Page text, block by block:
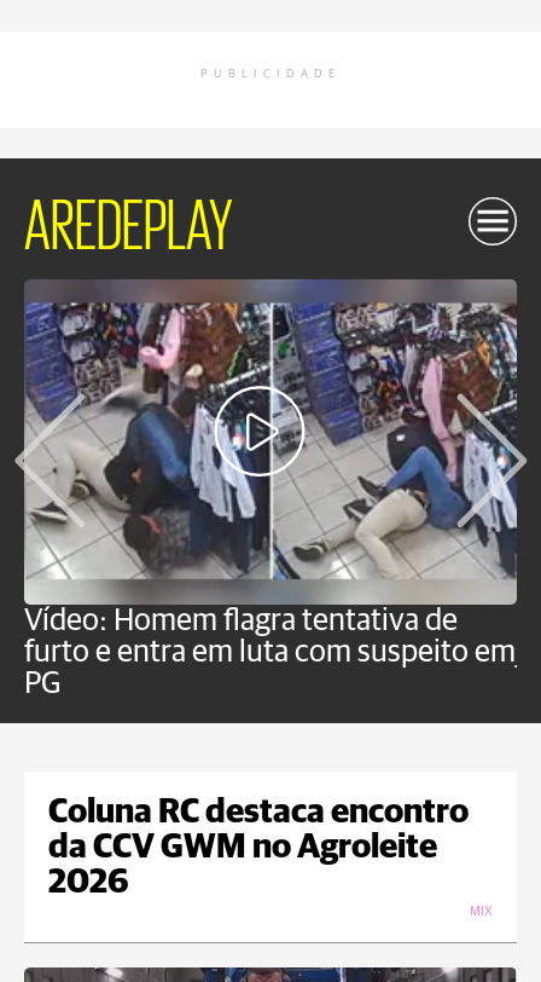
PUBLICIDADE
AREDEPLAY
Vídeo: Homem flagra tentativa de
furto e entra em luta com suspeito em
PG
Coluna RC destaca encontro
da CCV GWM no Agroleite
2026
MIX